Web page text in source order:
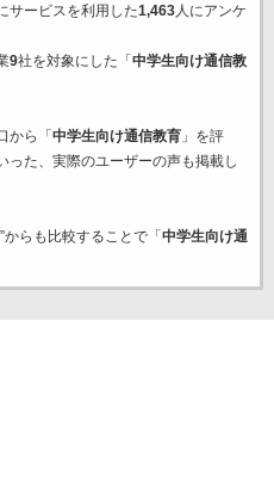
サービスを利用した1,463人にアンケ
9社を対象にした「 中学生向け通信教
から「 中学生向け通信教育」を評
った、実際のユーザーの声も掲載し
らも比較することで「 中学生向け通